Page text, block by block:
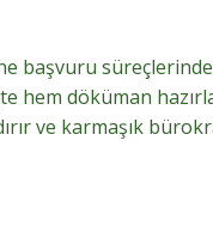
başvuru
hem döküman
ve karmaşık